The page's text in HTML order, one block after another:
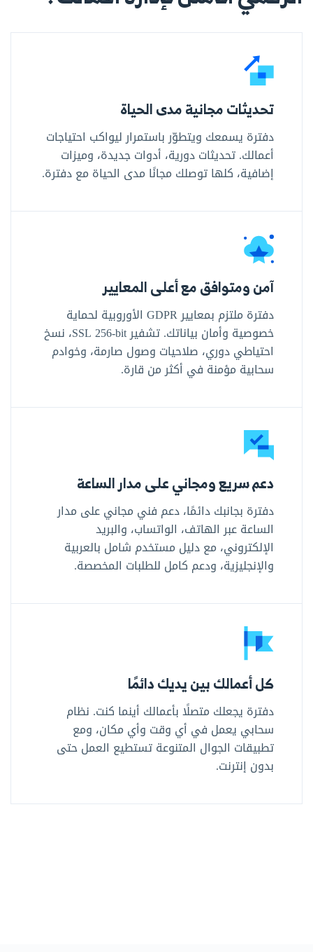
تحديثات مجانية مدى الحياة
دفترة يسمعك ويتطوّر باستمرار ليواكب احتياجات
أعمالك. تحديثات دورية، أدوات جديدة، وميزات
إضافية، كلها توصلك مجانًا مدى الحياة مع دفترة.
آمن ومتوافق مع أعلى المعايير
دفترة ملتزم بمعايير GDPR الأوروبية لحماية
خصوصية وأمان بياناتك. تشفير SSL ‎256-bit‎، نسخ
احتياطي دوري، صلاحيات وصول صارمة، وخوادم
سحابية مؤمنة في أكثر من قارة.
دعم سريع ومجاني على مدار الساعة
دفترة بجانبك دائمًا، دعم فني مجاني على مدار
الساعة عبر الهاتف، الواتساب، والبريد
الإلكتروني، مع دليل مستخدم شامل بالعربية
والإنجليزية، ودعم كامل للطلبات المخصصة.
كل أعمالك بين يديك دائمًا
دفترة يجعلك متصلًا بأعمالك أينما كنت. نظام
سحابي يعمل في أي وقت وأي مكان، ومع
تطبيقات الجوال المتنوعة تستطيع العمل حتى
بدون إنترنت.